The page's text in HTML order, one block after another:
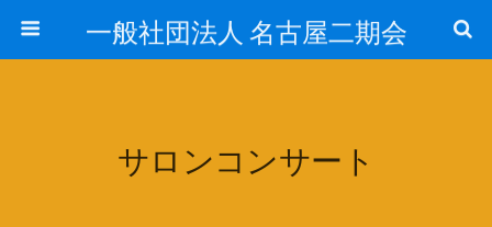
一般社団法人 名古屋二期会
サロンコンサート